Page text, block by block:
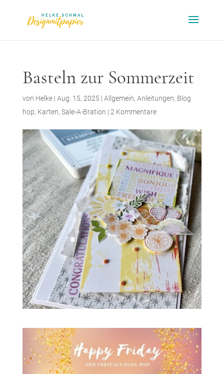
Basteln zur Sommerzeit
von Helke| Aug. 15, 2025 | Allgemein, Anleitungen, Blog
hop, Karten, Sale-A-Bration | 2 Kommentare